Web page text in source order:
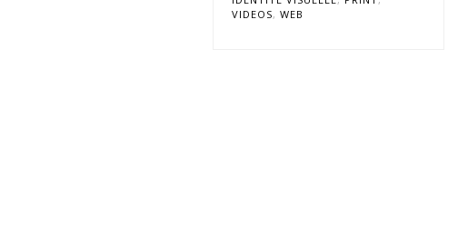
VIDEOS, WEB